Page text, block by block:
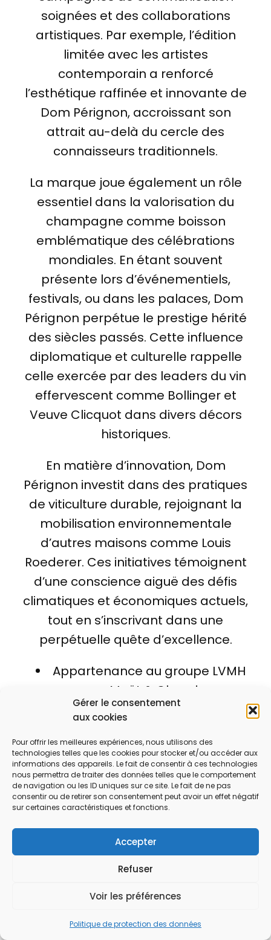
Gérer le consentement
aux cookies
Pour offrir les meilleures expériences, nous utilisons des
technologies telles que les cookies pour stocker et/ou accéder aux
informations des appareils. Le fait de consentir à ces technologies
nous permettra de traiter des données telles que le comportement
de navigation ou les ID uniques sur ce site. Le fait de ne pas
consentir ou de retirer son consentement peut avoir un effet négatif
sur certaines caractéristiques et fonctions.
Accepter
Refuser
Voir les préférences
Politique de protection des données
soignées et des collaborations
artistiques. Par exemple, l’édition
limitée avec les artistes
contemporain a renforcé
l’esthétique raffinée et innovante de
Dom Pérignon, accroissant son
attrait au-delà du cercle des
connaisseurs traditionnels.
La marque joue également un rôle
essentiel dans la valorisation du
champagne comme boisson
emblématique des célébrations
mondiales. En étant souvent
présente lors d’événementiels,
festivals, ou dans les palaces, Dom
Pérignon perpétue le prestige hérité
des siècles passés. Cette influence
diplomatique et culturelle rappelle
celle exercée par des leaders du vin
effervescent comme Bollinger et
Veuve Clicquot dans divers décors
historiques.
En matière d’innovation, Dom
Pérignon investit dans des pratiques
de viticulture durable, rejoignant la
mobilisation environnementale
d’autres maisons comme Louis
Roederer. Ces initiatives témoignent
d’une conscience aiguë des défis
climatiques et économiques actuels,
tout en s’inscrivant dans une
perpétuelle quête d’excellence.
Appartenance au groupe LVMH
par Moët & Chandon
Collaboration avec des artistes
limitées
Engagement dans la viticulture
durable
Partenaire privilégié des grands
événements et célébrations
internationales
Influence historique et
l’univers du champagne
En savoir plus sur cette maison